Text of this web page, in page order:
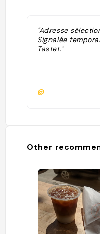
"Adresse
Signalée
Tastet."
@
Other